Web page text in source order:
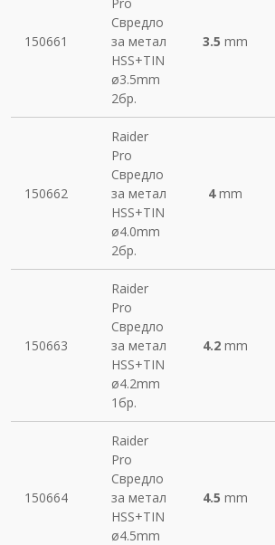
150661
Свредло
за метал
HSS+TIN
ø3.5mm
2бр.
3.5 mm
150662
Raider
Pro
Свредло
за метал
HSS+TIN
ø4.0mm
2бр.
4mm
150663
Raider
Pro
Свредло
за метал
HSS+TIN
ø4.2mm
1бр.
4.2mm
150664
Raider
Pro
Свредло
за метал
HSS+TIN
ø4.5mm
4.5 mm